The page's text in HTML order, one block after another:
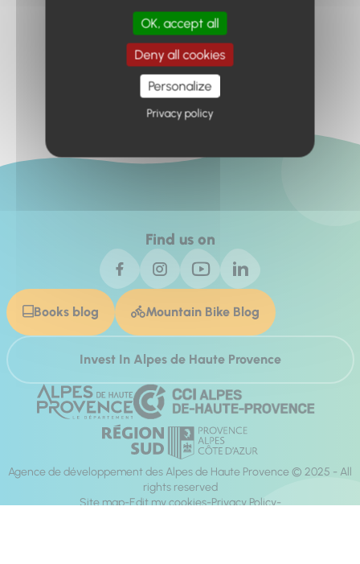
recherché.
Retour à l'accueil
Find us on
Books blog Mountain Bike Blog
Invest In Alpes de Haute Provence
Agence de développement des Alpes de Haute Provence © 2025 - All
rights reserved
Site map Edit my cookies Privacy Policy
OK, accept all
Deny all cookies
Personalize
Privacy policy